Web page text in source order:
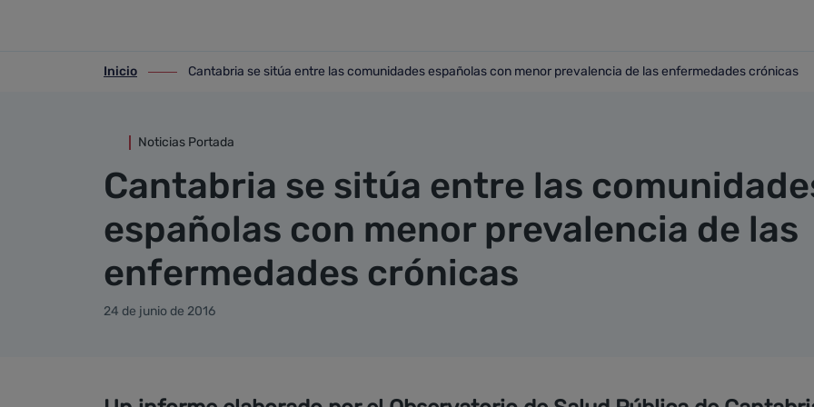
ir-a inicio
Inicio
ir-a Cantabria se sitúa entre las comunidades españolas con menor prevalencia de las
Cantabria se sitúa entre las comunidades españolas con menor prevalencia de las enfermedades crónicas
Noticias Portada
Cantabria se sitúa entre las
españolas con menor prevalencia de las
enfermedades crónicas
24 de junio de 2016